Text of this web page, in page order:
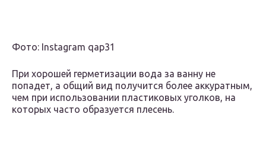
Фото: Instagram qap31
При хорошей герметизации вода за ванну не
попадет, а общий вид получится более аккуратным,
чем при использовании пластиковых уголков, на
которых часто образуется плесень.